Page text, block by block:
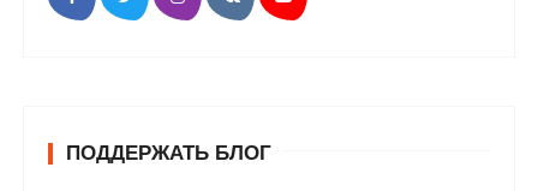
ПОДДЕРЖАТЬ БЛОГ